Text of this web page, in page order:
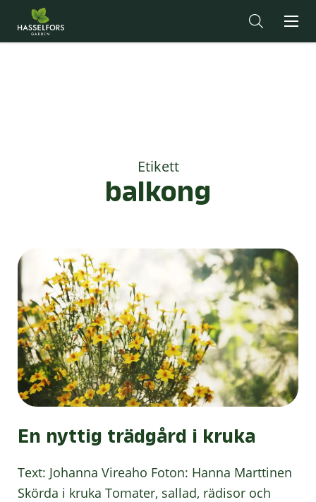
Etikett
balkong
En nyttig trädgård i kruka
Text: Johanna Vireaho Foton: Hanna Marttinen
Skörda i kruka Tomater, sallad, rädisor och